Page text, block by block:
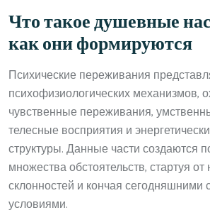
Что такое душевные
как они формируются
Психические переживания
психофизиологических механизмов,
чувственные переживания,
телесные восприятия и
структуры. Данные части создаются
множества обстоятельств, стартуя
склонностей и кончая
условиями.